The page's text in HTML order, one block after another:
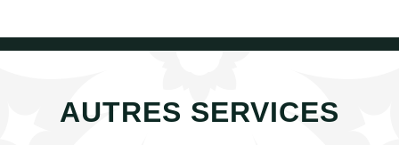
AUTRES SERVICES